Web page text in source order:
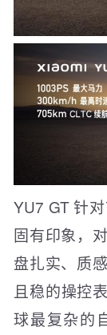
YU7 GT 针
固有印象，
盘扎实、质
且稳的操控
球最复杂的